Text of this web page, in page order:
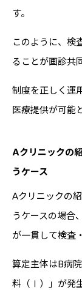
す。
このように、検
ることが画診共
制度を正しく運
医療提供が可能
Aクリニックの
うケース
Aクリニックの
うケースの場合
が一貫して検査
算定主体はB病
料（Ⅰ）」が発